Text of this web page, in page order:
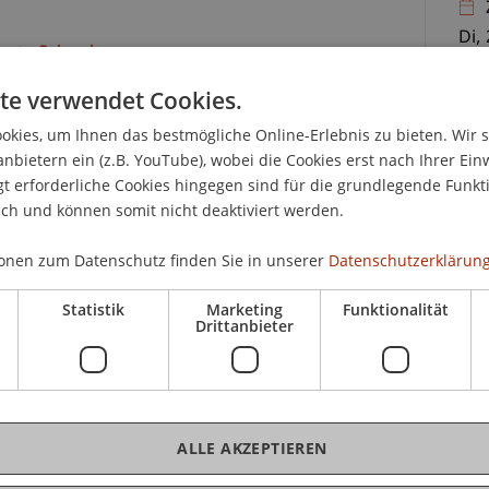
School
Zäsur für die Ukraine und für ganz Europa. Ein
Gespräche zum Trotz nicht absehbar. Nie
zu einem so grossen Krieg auf dem
Sicherheit der vergangenen Jahrzehnte wird
gibt Journalistin Luzia Tschirky
und der möglichen Weiterentwicklung des
vom allerersten Tag an bei den Menschen
Nähe gesehen, wie das Leben von
Krieg dokumentiert sie, was blinde Gewalt für
eine persönliche Zäsur für Luzia Tschirky.
als Korrespondentin für das Schweizer
Di,
verwendet Cookies.
um Ihnen das bestmögliche Online-Erlebnis zu bieten. Wir
ein (z.B. YouTube), wobei die Cookies erst nach Ihrer
erforderliche Cookies hingegen sind für die grundlegende
und können somit nicht deaktiviert werden.
zum Datenschutz finden Sie in unserer
Statistik Marketing
Drittanbieter
Funktionalität
ALLE AKZEPTIEREN